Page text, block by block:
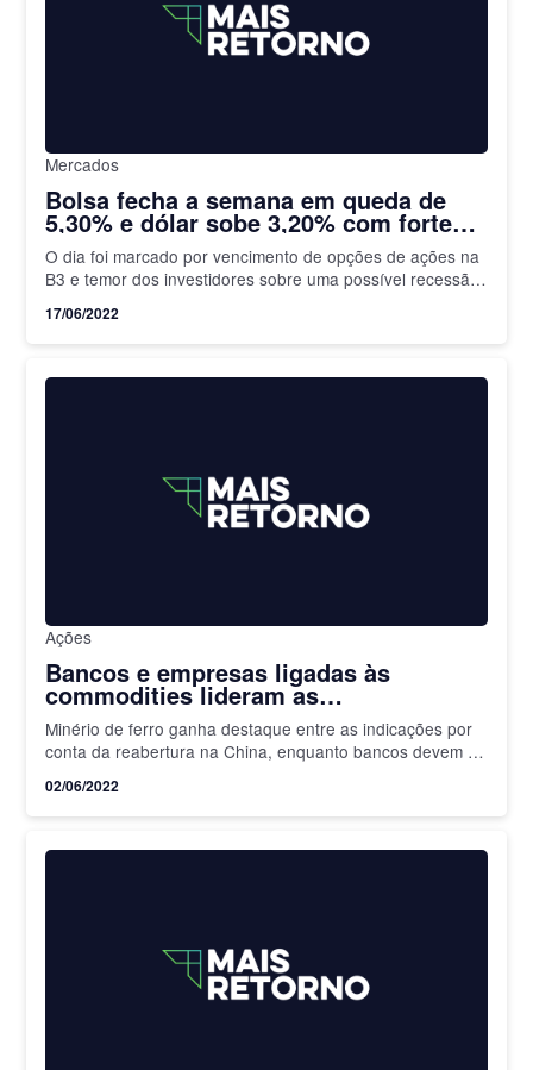
Mercados
Bolsa fecha a semana em queda de
5,30% e dólar sobe 3,20% com forte
aversão ao risco no exterior e baixa
das ações de commodities
O dia foi marcado por vencimento de opções de ações na
B3 e temor dos investidores sobre uma possível recessão
17/06/2022
Ações
Bancos e empresas ligadas às
commodities lideram as
recomendações de ações para junho
Minério de ferro ganha destaque entre as indicações por
conta da reabertura na China, enquanto bancos devem se
02/06/2022